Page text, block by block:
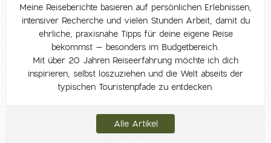
Meine Reiseberichte basieren auf persönlichen Erlebnissen,
intensiver Recherche und vielen Stunden Arbeit, damit du
ehrliche, praxisnahe Tipps für deine eigene Reise
bekommst – besonders im Budgetbereich.
Mit über 20 Jahren Reiseerfahrung möchte ich dich
inspirieren, selbst loszuziehen und die Welt abseits der
typischen Touristenpfade zu entdecken.
Alle Artikel